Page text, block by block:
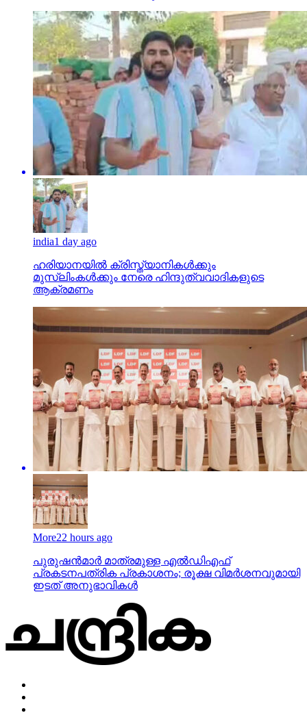
india1 day ago
ഹരിയാനയില്‍ ക്രിസ്ത്യാനികള്‍ക്കും
മുസ്‌ലിംകള്‍ക്കും നേരെ ഹിന്ദുത്വവാദികളുടെ
ആക്രമണം
More22 hours ago
പുരുഷന്‍മാര്‍ മാത്രമുള്ള എല്‍ഡിഎഫ്
പ്രകടനപത്രിക പ്രകാശനം; രൂക്ഷ വിമര്‍ശനവുമായി
ഇടത് അനുഭാവികൾ